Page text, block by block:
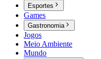
Esportes
Games
Gastronomia
Jogos
Meio Ambiente
Mundo